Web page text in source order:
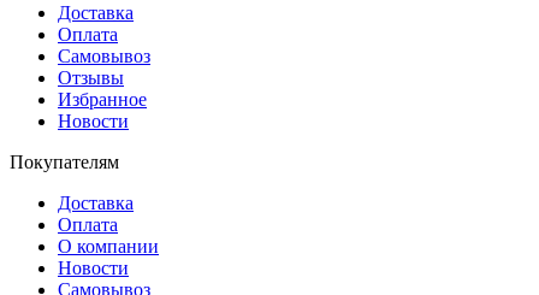
Доставка
Оплата
Самовывоз
Отзывы
Избранное
Новости
Покупателям
Доставка
Оплата
О компании
Новости
Самовывоз